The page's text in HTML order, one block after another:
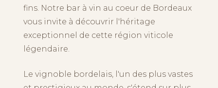
fins. Notre bar à vin au coeur de Bordeaux
vous invite à découvrir l'héritage
exceptionnel de cette région viticole
légendaire.
Le vignoble bordelais, l'un des plus vastes